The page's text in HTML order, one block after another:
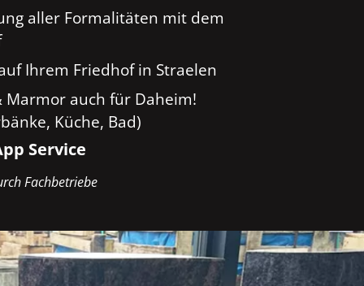
aller Formalitäten mit dem
Ihrem Friedhof in Straelen
Marmor auch für Daheim!
Küche, Bad)
Service
Fachbetriebe